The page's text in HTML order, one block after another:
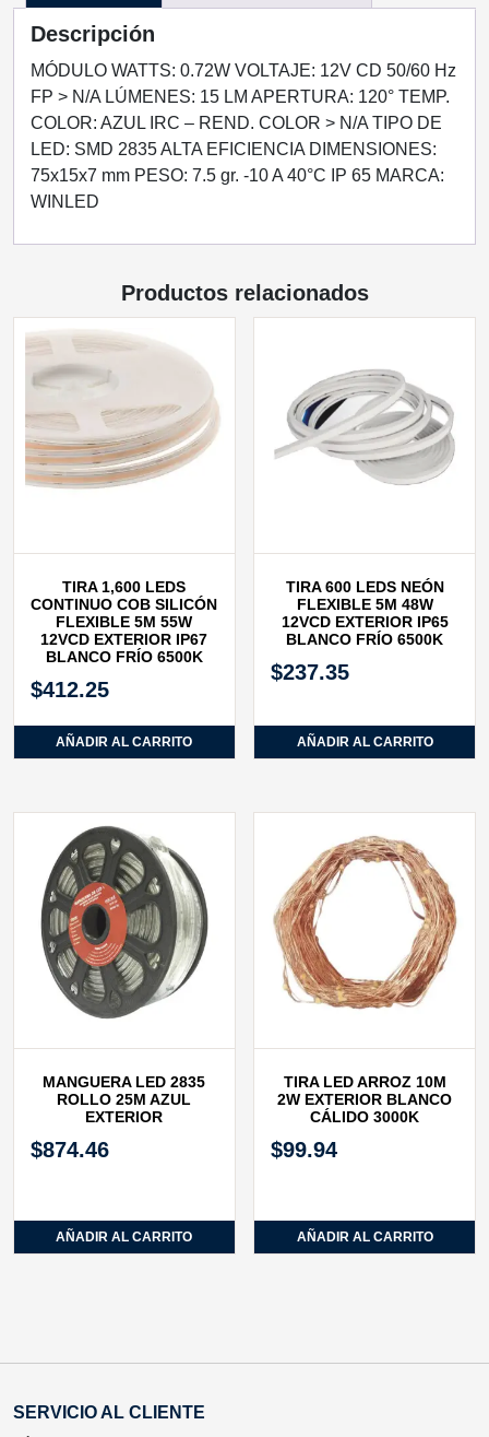
cantidad
Descripción
MÓDULO WATTS: 0.72W VOLTAJE: 12V CD 50/60 Hz
FP > N/A LÚMENES: 15 LM APERTURA: 120° TEMP.
COLOR: AZUL IRC – REND. COLOR > N/A TIPO DE
LED: SMD 2835 ALTA EFICIENCIA DIMENSIONES:
75x15x7 mm PESO: 7.5 gr. -10 A 40°C IP 65 MARCA:
WINLED
Productos relacionados
TIRA 1,600 LEDS
CONTINUO COB SILICÓN
FLEXIBLE 5M 55W
12VCD EXTERIOR IP67
BLANCO FRÍO 6500K
$412.25
AÑADIR AL CARRITO
TIRA 600 LEDS NEÓN
FLEXIBLE 5M 48W
12VCD EXTERIOR IP65
BLANCO FRÍO 6500K
$237.35
AÑADIR AL CARRITO
MANGUERA LED 2835
ROLLO 25M AZUL
EXTERIOR
$874.46
AÑADIR AL CARRITO
TIRA LED ARROZ 10M
2W EXTERIOR BLANCO
CÁLIDO 3000K
$99.94
AÑADIR AL CARRITO
SERVICIO AL CLIENTE